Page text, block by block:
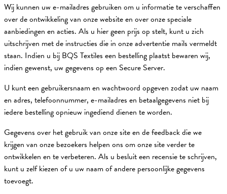
Wij kunnen uw e-mailadres gebruiken om u informatie te verschaffen
over de ontwikkeling van onze website en over onze speciale
aanbiedingen en acties. Als u hier geen prijs op stelt, kunt u zich
uitschrijven met de instructies die in onze advertentie mails vermeldt
staan. Indien u bij BQS Textiles een bestelling plaatst bewaren wij,
indien gewenst, uw gegevens op een Secure Server.
U kunt een gebruikersnaam en wachtwoord opgeven zodat uw naam
en adres, telefoonnummer, e-mailadres en betaalgegevens niet bij
iedere bestelling opnieuw ingediend dienen te worden.
Gegevens over het gebruik van onze site en de feedback die we
krijgen van onze bezoekers helpen ons om onze site verder te
ontwikkelen en te verbeteren. Als u besluit een recensie te schrijven,
kunt u zelf kiezen of u uw naam of andere persoonlijke gegevens
toevoegt.